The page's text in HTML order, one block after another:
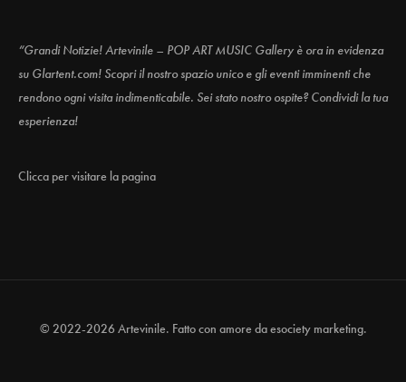
“Grandi Notizie! Artevinile – POP ART MUSIC Gallery è ora in evidenza
su Glartent.com! Scopri il nostro spazio unico e gli eventi imminenti che
rendono ogni visita indimenticabile. Sei stato nostro ospite? Condividi la tua
esperienza!
Clicca per visitare la pagina
© 2022-2026 Artevinile. Fatto con amore daesociety marketing.